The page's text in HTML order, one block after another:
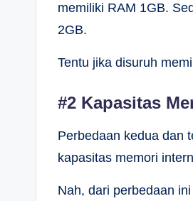
memiliki RAM 1GB.
2GB.
Tentu jika disuruh
#2 Kapasitas
Perbedaan kedua dan
kapasitas memori
Nah, dari perbedaan